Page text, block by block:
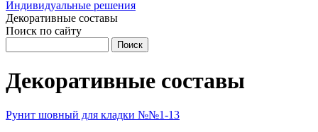
Индивидуальные решения
Декоративные составы
Поиск по сайту
Декоративные составы
Рунит шовный для кладки №№1-13